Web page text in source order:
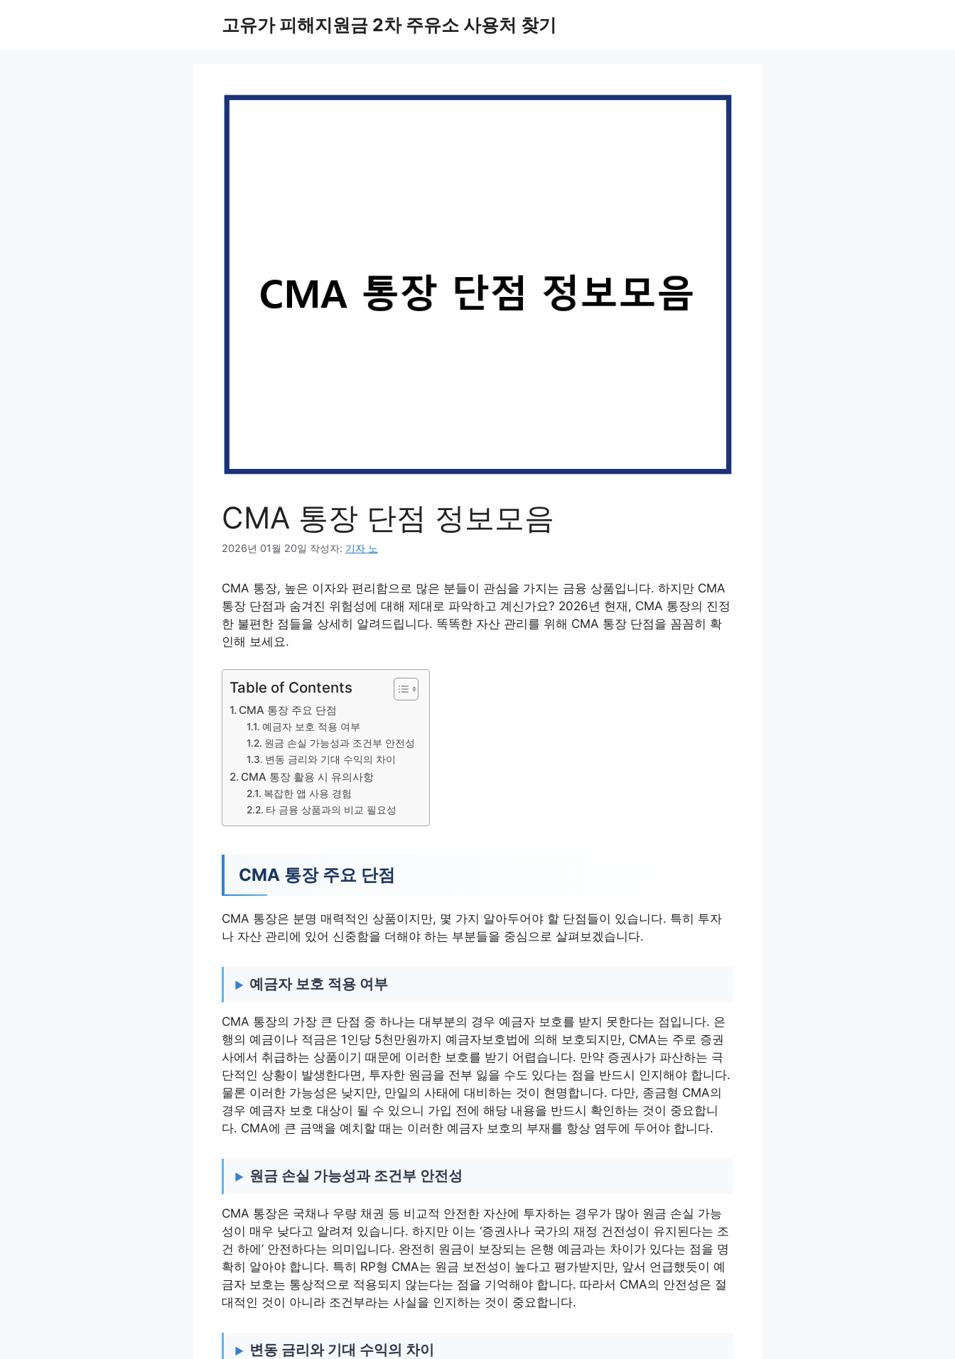
고유가 피해지원금 2차 주유소 사용처 찾기
CMA 통장 단점 정보모음
2026년 01월 20일 작성자: 기자 노
CMA 통장, 높은 이자와 편리함으로 많은 분들이 관심을 가지는 금융 상품입니다. 하지만 CMA
통장 단점과 숨겨진 위험성에 대해 제대로 파악하고 계신가요? 2026년 현재, CMA 통장의 진정
한 불편한 점들을 상세히 알려드립니다. 똑똑한 자산 관리를 위해 CMA 통장 단점을 꼼꼼히 확
인해 보세요.
Table of Contents
CMA 통장 주요 단점
예금자 보호 적용 여부
원금 손실 가능성과 조건부 안전성
변동 금리와 기대 수익의 차이
CMA 통장 활용 시 유의사항
복잡한 앱 사용 경험
타 금융 상품과의 비교 필요성
CMA 통장 주요 단점
CMA 통장은 분명 매력적인 상품이지만, 몇 가지 알아두어야 할 단점들이 있습니다. 특히 투자
나 자산 관리에 있어 신중함을 더해야 하는 부분들을 중심으로 살펴보겠습니다.
예금자 보호 적용 여부
CMA 통장의 가장 큰 단점 중 하나는 대부분의 경우 예금자 보호를 받지 못한다는 점입니다. 은
행의 예금이나 적금은 1인당 5천만원까지 예금자보호법에 의해 보호되지만, CMA는 주로 증권
사에서 취급하는 상품이기 때문에 이러한 보호를 받기 어렵습니다. 만약 증권사가 파산하는 극
단적인 상황이 발생한다면, 투자한 원금을 전부 잃을 수도 있다는 점을 반드시 인지해야 합니다.
물론 이러한 가능성은 낮지만, 만일의 사태에 대비하는 것이 현명합니다. 다만, 종금형 CMA의
경우 예금자 보호 대상이 될 수 있으니 가입 전에 해당 내용을 반드시 확인하는 것이 중요합니
다. CMA에 큰 금액을 예치할 때는 이러한 예금자 보호의 부재를 항상 염두에 두어야 합니다.
원금 손실 가능성과 조건부 안전성
CMA 통장은 국채나 우량 채권 등 비교적 안전한 자산에 투자하는 경우가 많아 원금 손실 가능
성이 매우 낮다고 알려져 있습니다. 하지만 이는 ‘증권사나 국가의 재정 건전성이 유지된다는 조
건 하에’ 안전하다는 의미입니다. 완전히 원금이 보장되는 은행 예금과는 차이가 있다는 점을 명
확히 알아야 합니다. 특히 RP형 CMA는 원금 보전성이 높다고 평가받지만, 앞서 언급했듯이 예
금자 보호는 통상적으로 적용되지 않는다는 점을 기억해야 합니다. 따라서 CMA의 안전성은 절
대적인 것이 아니라 조건부라는 사실을 인지하는 것이 중요합니다.
변동 금리와 기대 수익의 차이